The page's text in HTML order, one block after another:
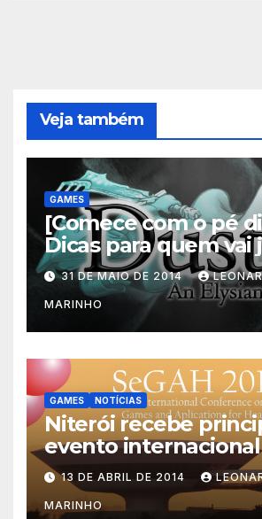
Veja também
GAMES
[Comece com o pé
Dicas para quem vai
Dust: An Elysian Tail
31 DE MAIO DE 2014
MARINHO
GAMES NOTÍCIAS
Niterói recebe
evento
mescla saúde e
13 DE ABRIL DE 2014
MARINHO